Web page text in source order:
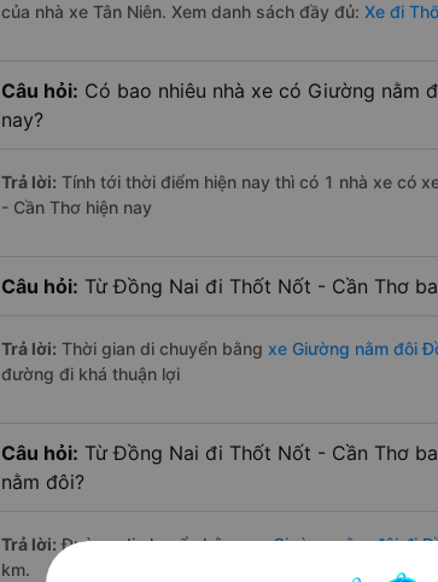
của nhà xe Tân Niên. Xem danh sách đầy đủ: Xe đi
Câu hỏi: Có bao nhiêu nhà xe có Giường
nay?
Trả lời: Tính tới thời điểm hiện nay thì có 1 nhà xe có
- Cần Thơ hiện nay
Câu hỏi: Từ Đồng Nai đi Thốt Nốt - Cần Thơ
Trả lời: Thời gian di chuyển bằng xe Giường nằm đôi
đường đi khá thuận lợi
Câu hỏi: Từ Đồng Nai đi Thốt Nốt - Cần Thơ
nằm đôi?
Trả lời: Đường di chuyển bằngxe Giường nằm đôi đi
km.